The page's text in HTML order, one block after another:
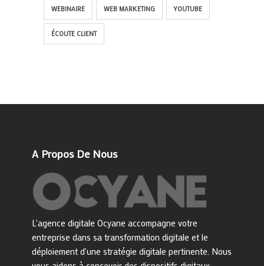
WEBINAIRE WEB MARKETING YOUTUBE
ÉCOUTE CLIENT
A Propos De Nous
L'agence digitale Ocyane accompagne votre
entreprise dans sa transformation digitale et le
déploiement d'une stratégie digitale pertinente. Nous